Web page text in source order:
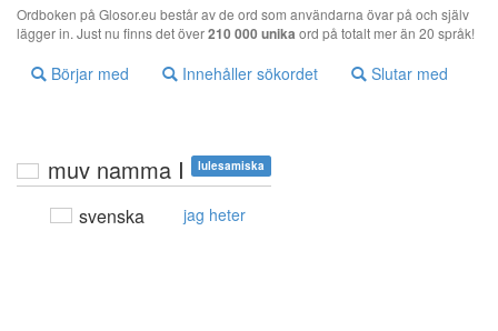
Ordboken på Glosor.eu består av de ord som användarna övar på och själv
lägger in. Just nu finns det över210 000 unika ord på totalt mer än 20 språk!
Börjar med Innehåller sökordet Slutar med
muv namma I lulesamiska
svenska jag heter